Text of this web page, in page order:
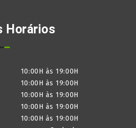
Horários
10:00H às 19:00H
10:00H às 19:00H
10:00H às 19:00H
10:00H às 19:00H
10:00H às 19:00H